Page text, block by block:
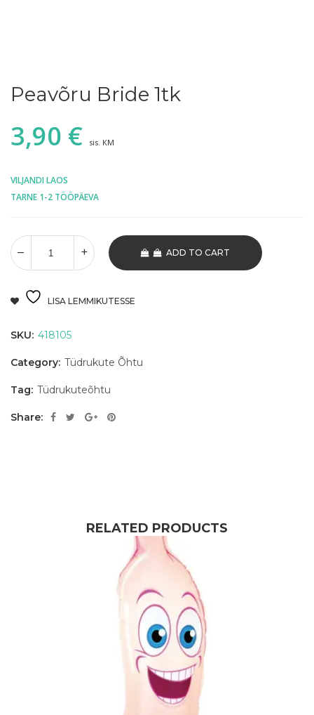
Peavõru Bride 1tk
3,90 € sis. KM
VILJANDI LAOS
TARNE 1-2 TÖÖPÄEVA
ADD TO CART
LISA LEMMIKUTESSE
SKU: 418105
Category: Tüdrukute Õhtu
Tag: Tüdrukuteõhtu
Share:
RELATED PRODUCTS